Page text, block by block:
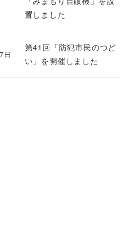
置しました
第41回「防犯市民のつど
い」を開催しました
日